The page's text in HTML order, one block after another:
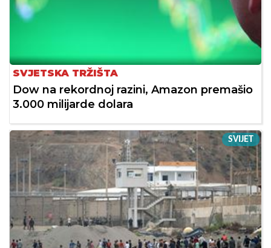
SVJETSKA TRŽIŠTA
Dow na rekordnoj razini, Amazon premašio
3.000 milijarde dolara
SVIJET